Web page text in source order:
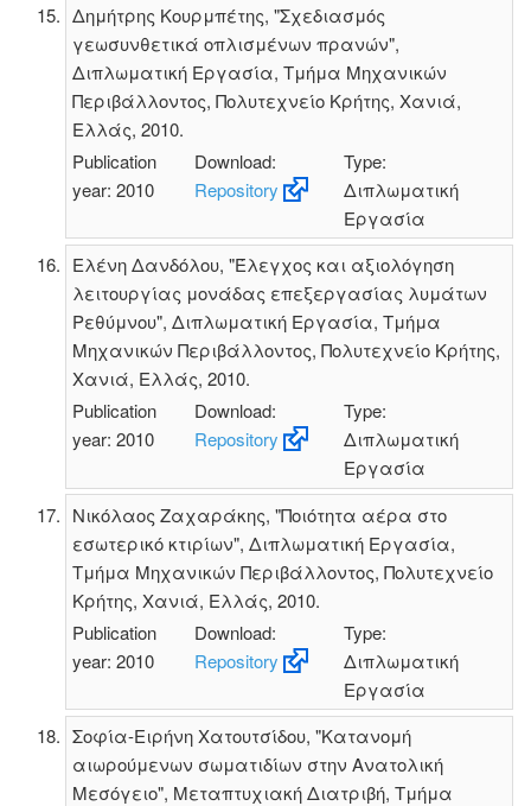
Δημήτρης Κουρμπέτης, "Σχεδιασμός
γεωσυνθετικά οπλισμένων πρανών",
Διπλωματική Εργασία, Τμήμα Μηχανικών
Περιβάλλοντος, Πολυτεχνείο Κρήτης, Χανιά,
Ελλάς, 2010.
Publication
year: 2010
Download:
Repository
Type:
Διπλωματική
Εργασία
Ελένη Δανδόλου, "Έλεγχος και αξιολόγηση
λειτουργίας μονάδας επεξεργασίας λυμάτων
Ρεθύμνου", Διπλωματική Εργασία, Τμήμα
Μηχανικών Περιβάλλοντος, Πολυτεχνείο Κρήτης,
Χανιά, Ελλάς, 2010.
Publication
year: 2010
Download:
Repository
Type:
Διπλωματική
Εργασία
Νικόλαος Ζαχαράκης, "Ποιότητα αέρα στο
εσωτερικό κτιρίων", Διπλωματική Εργασία,
Τμήμα Μηχανικών Περιβάλλοντος, Πολυτεχνείο
Κρήτης, Χανιά, Ελλάς, 2010.
Publication
year: 2010
Download:
Repository
Type:
Διπλωματική
Εργασία
Σοφία-Ειρήνη Χατουτσίδου, "Κατανομή
αιωρούμενων σωματιδίων στην Ανατολική
Μεσόγειο", Μεταπτυχιακή Διατριβή, Τμήμα